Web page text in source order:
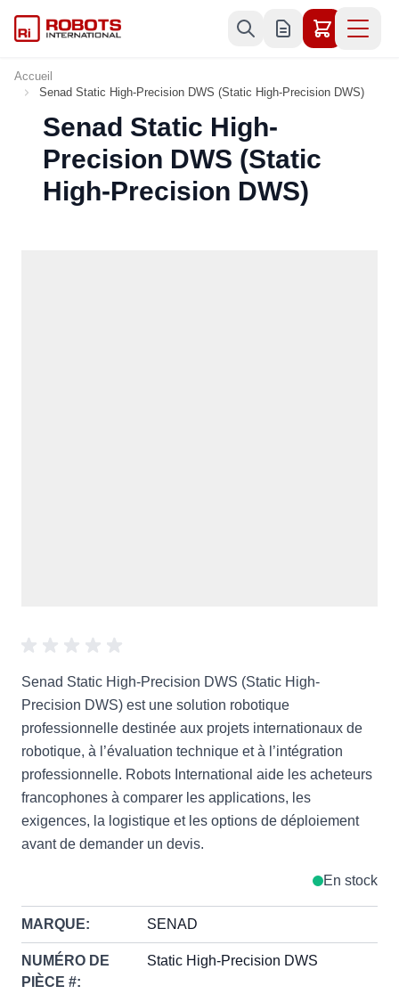
Accueil
Senad Static High-Precision DWS (Static High-Precision DWS)
Senad Static High-
Precision DWS (Static
High-Precision DWS)
Senad Static High-Precision DWS (Static High-
Precision DWS) est une solution robotique
professionnelle destinée aux projets internationaux de
robotique, à l’évaluation technique et à l’intégration
professionnelle. Robots International aide les acheteurs
francophones à comparer les applications, les
exigences, la logistique et les options de déploiement
avant de demander un devis.
En stock
MARQUE: SENAD
NUMÉRO DE
PIÈCE #:
Static High-Precision DWS